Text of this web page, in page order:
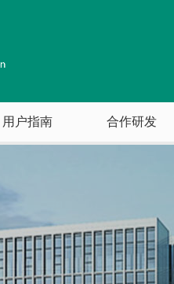
用户指南 合作研发